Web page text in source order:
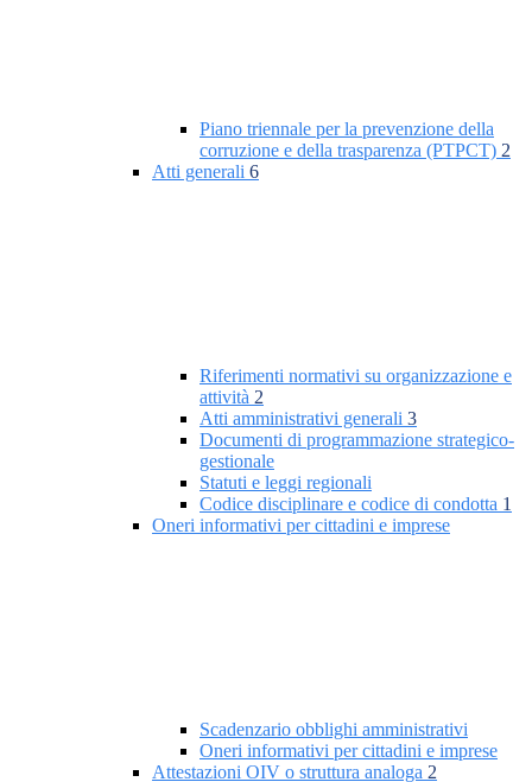
Piano triennale per la prevenzione della
corruzione e della trasparenza (PTPCT) 2
Atti generali 6
Riferimenti normativi su organizzazione e
attività 2
Atti amministrativi generali 3
Documenti di programmazione strategico-
gestionale
Statuti e leggi regionali
Codice disciplinare e codice di condotta 1
Oneri informativi per cittadini e imprese
Scadenzario obblighi amministrativi
Oneri informativi per cittadini e imprese
Attestazioni OIV o struttura analoga 2